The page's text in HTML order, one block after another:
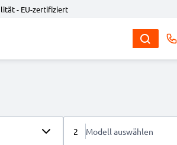
- EU-zertifiziert
2 Modell auswählen